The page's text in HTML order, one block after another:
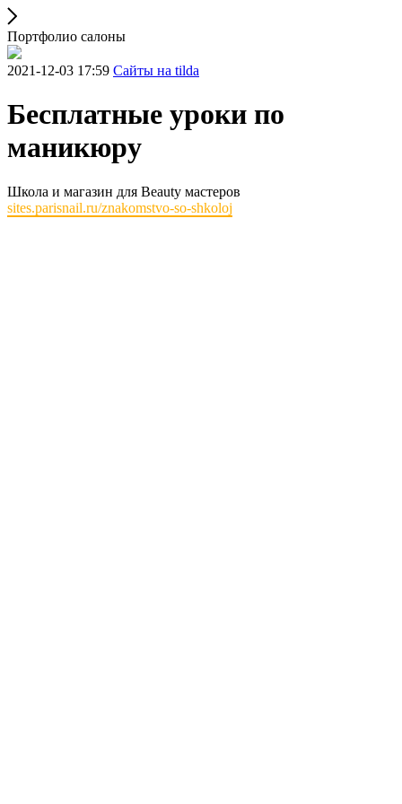
Портфолио салоны
2021-12-03 17:59 Сайты на tilda
Бесплатные уроки по
маникюру
Школа и магазин для Beauty мастеров
sites.parisnail.ru/znakomstvo-so-shkoloj